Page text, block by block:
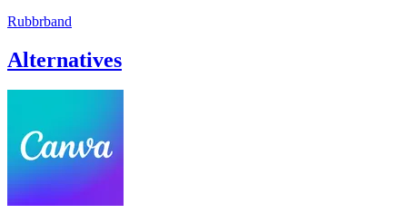
Rubbrband
Alternatives